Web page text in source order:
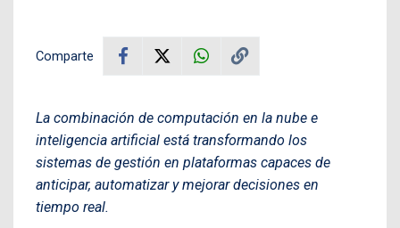
Comparte
La combinación de computación en la nube e
inteligencia artificial está transformando los
sistemas de gestión en plataformas capaces de
anticipar, automatizar y mejorar decisiones en
tiempo real.